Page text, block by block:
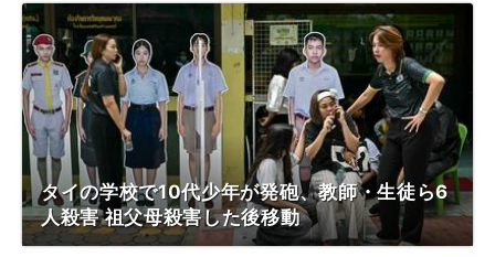
タイの学校で10代少年が発砲、教師・生徒ら6
人殺害 祖父母殺害した後移動